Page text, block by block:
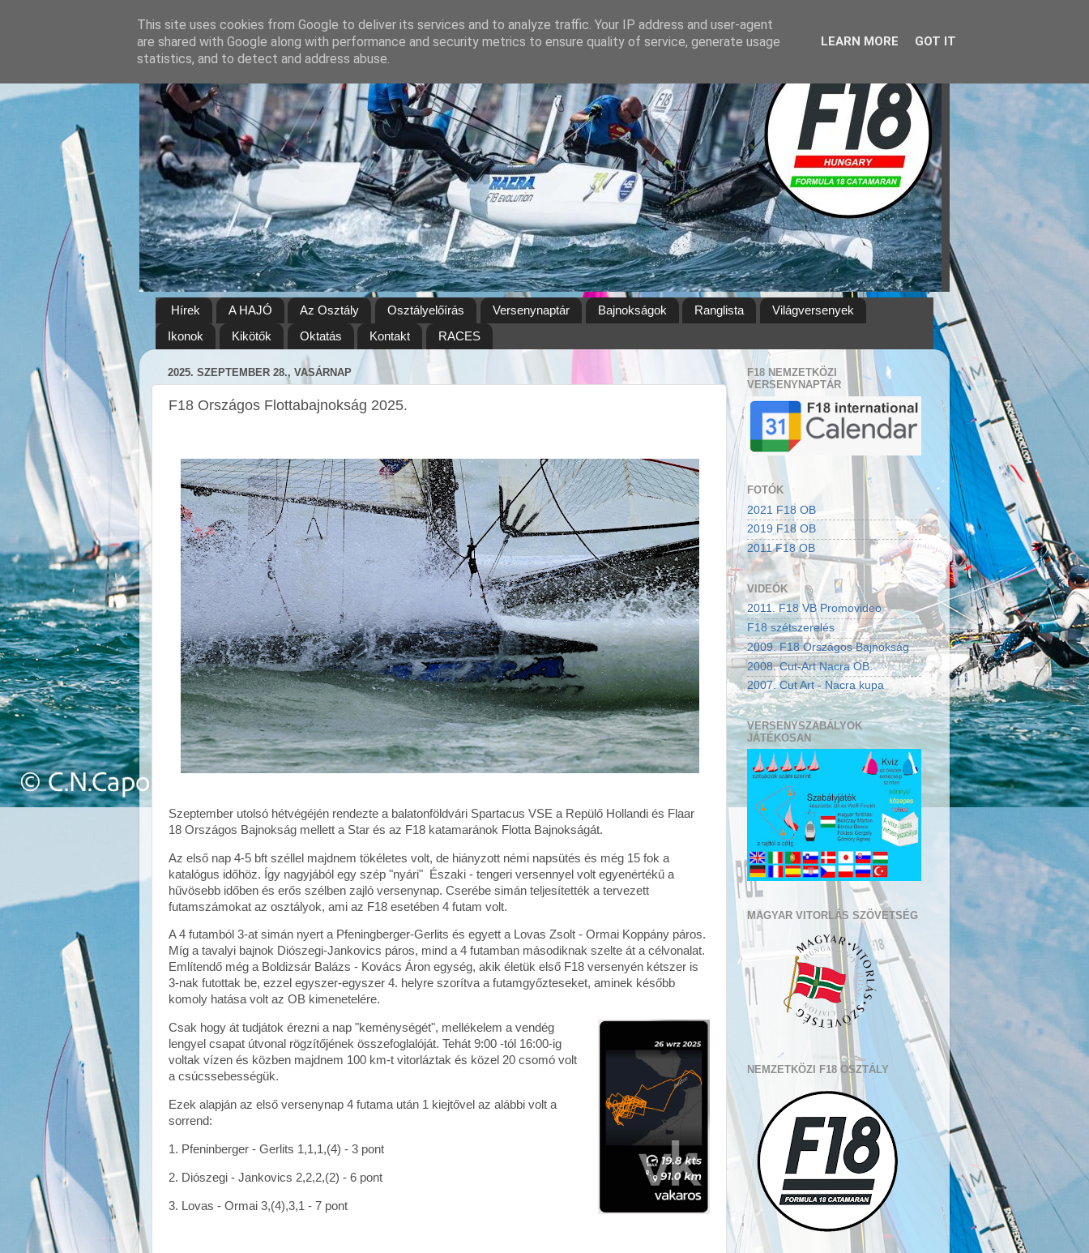
Hírek A HAJÓ Az Osztály Osztályelőírás Versenynaptár Bajnokságok Ranglista
Világversenyek
Ikonok
Kikötők Oktatás Kontakt RACES
2025. SZEPTEMBER 28., VASÁRNAP
F18 Országos Flottabajnokság 2025.
Szeptember utolsó hétvégéjén rendezte a balatonföldvári Spartacus VSE a Repülő Hollandi és Flaar
18 Országos Bajnokság mellett a Star és az F18 katamaránok Flotta Bajnokságát.
Az első nap 4-5 bft széllel majdnem tökéletes volt, de hiányzott némi napsütés és még 15 fok a
katalógus időhöz. Így nagyjából egy szép "nyári" Északi - tengeri versennyel volt egyenértékű a
hűvösebb időben és erős szélben zajló versenynap. Cserébe simán teljesítették a tervezett
futamszámokat az osztályok, ami az F18 esetében 4 futam volt.
A 4 futamból 3-at simán nyert a Pfeningberger-Gerlits és egyett a Lovas Zsolt - Ormai Koppány páros.
Míg a tavalyi bajnok Diószegi-Jankovics páros, mind a 4 futamban másodiknak szelte át a célvonalat.
Említendő még a Boldizsár Balázs - Kovács Áron egység, akik életük első F18 versenyén kétszer is
3-nak futottak be, ezzel egyszer-egyszer 4. helyre szorítva a futamgyőzteseket, aminek később
komoly hatása volt az OB kimenetelére.
Csak hogy át tudjátok érezni a nap "keménységét", mellékelem a vendég
lengyel csapat útvonal rögzítőjének összefoglalóját. Tehát 9:00 -tól 16:00-ig
voltak vízen és közben majdnem 100 km-t vitorláztak és közel 20 csomó volt
a csúcssebességük.
Ezek alapján az első versenynap 4 futama után 1 kiejtővel az alábbi volt a
sorrend:
1. Pfeninberger - Gerlits 1,1,1,(4) - 3 pont
2. Diószegi - Jankovics 2,2,2,(2) - 6 pont
3. Lovas - Ormai 3,(4),3,1 - 7 pont
F18 NEMZETKÖZI
VERSENYNAPTÁR
FOTÓK
2021 F18 OB
2019 F18 OB
2011 F18 OB
VIDEÓK
2011. F18 VB Promovideo
F18 szétszerelés
2009. F18 Országos Bajnokság
2008. Cut-Art Nacra OB.
2007. Cut Art - Nacra kupa
VERSENYSZABÁLYOK
JÁTÉKOSAN
MAGYAR VITORLÁS SZÖVETSÉG
NEMZETKÖZI F18 OSZTÁLY
This site uses cookies from Google to deliver its services and to analyze traffic. Your IP address and user-agent
are shared with Google along with performance and security metrics to ensure quality of service, generate usage
statistics, and to detect and address abuse.
LEARN MORE GOT IT